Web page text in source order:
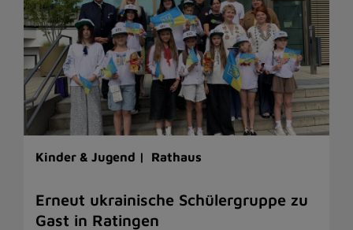
Kinder & Jugend | Rathaus
Erneut ukrainische Schülergruppe zu
Gast in Ratingen